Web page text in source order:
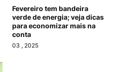
Fevereiro tem bandeira
verde de energia; veja dicas
para economizar mais na
conta
03 , 2025